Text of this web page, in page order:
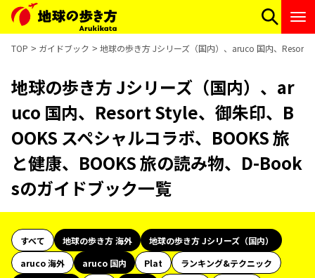
TOP ガイドブック 地球の歩き方 Jシリーズ（国内）、aruco 国内、Resort
地球の歩き方 Jシリーズ（国内）、ar
uco 国内、Resort Style、御朱印、B
OOKS スペシャルコラボ、BOOKS 旅
と健康、BOOKS 旅の読み物、D-Book
sのガイドブック一覧
すべて 地球の歩き方 海外
地球の歩き方 Jシリーズ（国内）
aruco 海外
aruco 国内 Plat
ランキング&テクニック